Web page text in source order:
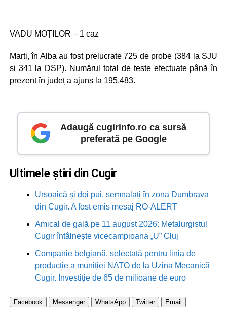
VADU MOȚILOR – 1 caz
Marti, în Alba au fost prelucrate 725 de probe (384 la SJU
si 341 la DSP). Numărul total de teste efectuate până în
prezent în județ a ajuns la 195.483.
Adaugă cugirinfo.ro ca sursă
preferată pe Google
Ultimele știri din Cugir
Ursoaică și doi pui, semnalați în zona Dumbrava
din Cugir. A fost emis mesaj RO-ALERT
Amical de gală pe 11 august 2026: Metalurgistul
Cugir întâlnește vicecampioana „U” Cluj
Companie belgiană, selectată pentru linia de
producție a muniției NATO de la Uzina Mecanică
Cugir. Investiție de 65 de milioane de euro
Facebook Messenger WhatsApp Twitter Email